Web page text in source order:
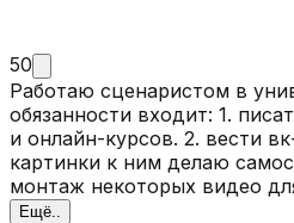
50
Работаю сценаристом в
обязанности входит: 1.
и онлайн-курсов. 2. вести
картинки к ним делаю
монтаж некоторых видео для
делаю презентации для
Ещё..